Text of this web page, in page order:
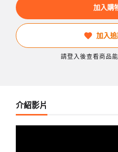
加入購
加入
請登入後查看商品
介紹影片